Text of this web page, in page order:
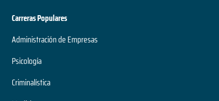
Carreras Populares
Administración de Empresas
Psicología
Criminalística